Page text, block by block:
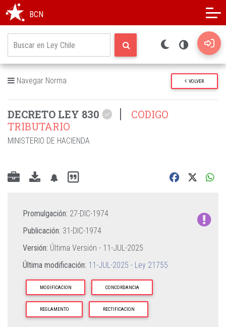
BCN
Navegar Norma VOLVER
DECRETO LEY 830
CODIGO
TRIBUTARIO
MINISTERIO DE HACIENDA
Promulgación: 27-DIC-1974
Publicación: 31-DIC-1974
Versión: Última Versión - 11-JUL-2025
Última modificación: 11-JUL-2025 - Ley 21755
MODIFICACION CONCORDANCIA
REGLAMENTO RECTIFICACION